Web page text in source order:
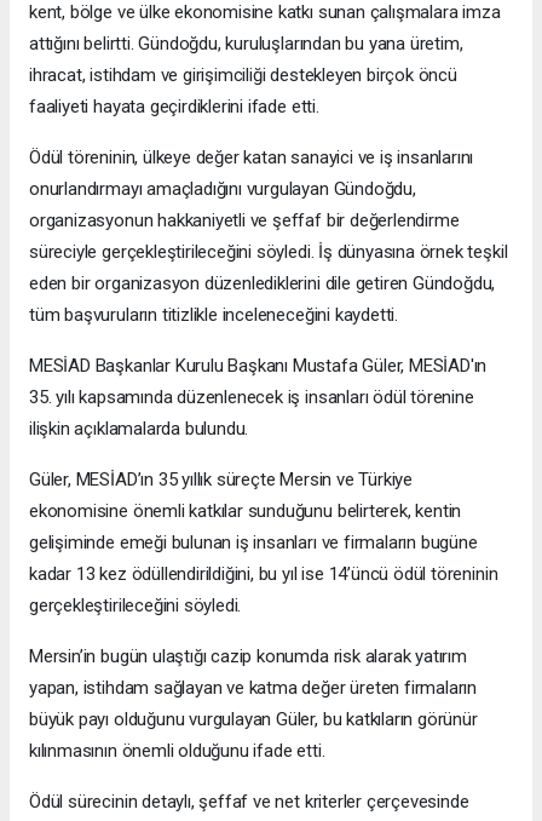
kent, bölge ve ülke ekonomisine katkı sunan çalışmalara imza
attığını belirtti. Gündoğdu, kuruluşlarından bu yana üretim,
ihracat, istihdam ve girişimciliği destekleyen birçok öncü
faaliyeti hayata geçirdiklerini ifade etti.
Ödül töreninin, ülkeye değer katan sanayici ve iş insanlarını
onurlandırmayı amaçladığını vurgulayan Gündoğdu,
organizasyonun hakkaniyetli ve şeffaf bir değerlendirme
süreciyle gerçekleştirileceğini söyledi. İş dünyasına örnek teşkil
eden bir organizasyon düzenlediklerini dile getiren Gündoğdu,
tüm başvuruların titizlikle inceleneceğini kaydetti.
MESİAD Başkanlar Kurulu Başkanı Mustafa Güler, MESİAD'ın
35. yılı kapsamında düzenlenecek iş insanları ödül törenine
ilişkin açıklamalarda bulundu.
Güler, MESİAD’ın 35 yıllık süreçte Mersin ve Türkiye
ekonomisine önemli katkılar sunduğunu belirterek, kentin
gelişiminde emeği bulunan iş insanları ve firmaların bugüne
kadar 13 kez ödüllendirildiğini, bu yıl ise 14’üncü ödül töreninin
gerçekleştirileceğini söyledi.
Mersin’in bugün ulaştığı cazip konumda risk alarak yatırım
yapan, istihdam sağlayan ve katma değer üreten firmaların
büyük payı olduğunu vurgulayan Güler, bu katkıların görünür
kılınmasının önemli olduğunu ifade etti.
Ödül sürecinin detaylı, şeffaf ve net kriterler çerçevesinde